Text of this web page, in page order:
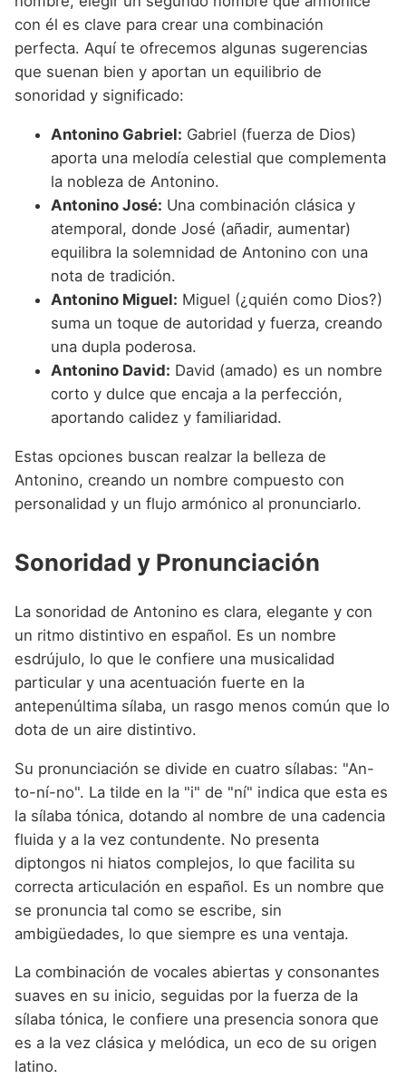
con él es clave para crear una combinación
perfecta. Aquí te ofrecemos algunas sugerencias
que suenan bien y aportan un equilibrio de
sonoridad y significado:
Antonino Gabriel: Gabriel (fuerza de Dios)
aporta una melodía celestial que complementa
la nobleza de Antonino.
Antonino José: Una combinación clásica y
atemporal, donde José (añadir, aumentar)
equilibra la solemnidad de Antonino con una
nota de tradición.
Antonino Miguel: Miguel (¿quién como Dios?)
suma un toque de autoridad y fuerza, creando
una dupla poderosa.
Antonino David: David (amado) es un nombre
corto y dulce que encaja a la perfección,
aportando calidez y familiaridad.
Estas opciones buscan realzar la belleza de
Antonino, creando un nombre compuesto con
personalidad y un flujo armónico al pronunciarlo.
Sonoridad y Pronunciación
La sonoridad de Antonino es clara, elegante y con
un ritmo distintivo en español. Es un nombre
esdrújulo, lo que le confiere una musicalidad
particular y una acentuación fuerte en la
antepenúltima sílaba, un rasgo menos común que lo
dota de un aire distintivo.
Su pronunciación se divide en cuatro sílabas: "An-
to-ní-no". La tilde en la "i" de "ní" indica que esta es
la sílaba tónica, dotando al nombre de una cadencia
fluida y a la vez contundente. No presenta
diptongos ni hiatos complejos, lo que facilita su
correcta articulación en español. Es un nombre que
se pronuncia tal como se escribe, sin
ambigüedades, lo que siempre es una ventaja.
La combinación de vocales abiertas y consonantes
suaves en su inicio, seguidas por la fuerza de la
sílaba tónica, le confiere una presencia sonora que
es a la vez clásica y melódica, un eco de su origen
latino.